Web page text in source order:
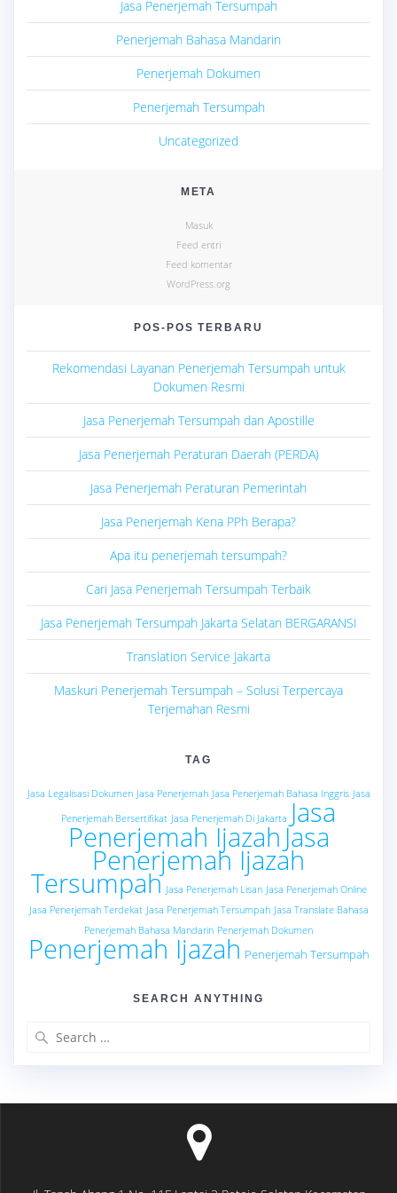
Jasa Penerjemah Tersumpah
Penerjemah Bahasa Mandarin
Penerjemah Dokumen
Penerjemah Tersumpah
Uncategorized
META
Masuk
Feed entri
Feed komentar
WordPress.org
POS-POS TERBARU
Rekomendasi Layanan Penerjemah Tersumpah untuk
Dokumen Resmi
Jasa Penerjemah Tersumpah dan Apostille
Jasa Penerjemah Peraturan Daerah (PERDA)
Jasa Penerjemah Peraturan Pemerintah
Jasa Penerjemah Kena PPh Berapa?
Apa itu penerjemah tersumpah?
Cari Jasa Penerjemah Tersumpah Terbaik
Jasa Penerjemah Tersumpah Jakarta Selatan BERGARANSI
Translation Service Jakarta
Maskuri Penerjemah Tersumpah – Solusi Terpercaya
Terjemahan Resmi
TAG
Jasa Legalisasi Dokumen Jasa Penerjemah Jasa Penerjemah Bahasa Inggris Jasa
Penerjemah Bersertifikat Jasa Penerjemah Di Jakarta Jasa
Penerjemah Ijazah Jasa
Penerjemah Ijazah
Tersumpah Jasa Penerjemah Lisan Jasa Penerjemah Online
Jasa Penerjemah Terdekat Jasa Penerjemah Tersumpah Jasa Translate Bahasa
Penerjemah Bahasa Mandarin Penerjemah Dokumen
Penerjemah Ijazah Penerjemah Tersumpah
SEARCH ANYTHING